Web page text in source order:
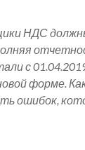
НДС
с
форме.
ошибок,